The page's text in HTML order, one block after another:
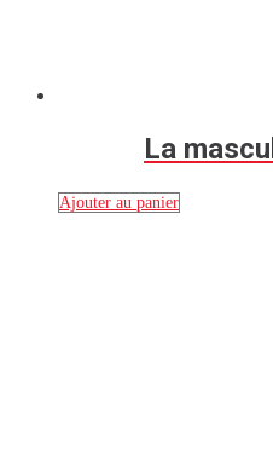
La
Ajouter au panier